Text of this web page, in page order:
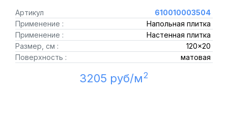
Артикул
610010003504
Применение :
Напольная плитка
Применение :
Настенная плитка
Размер, см :
120x20
Поверхность :
матовая
3205 руб/м2